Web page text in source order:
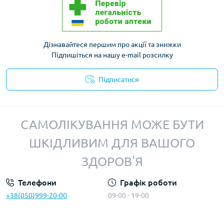
Дізнавайтеся першим про акції та знижки
Підпишіться на нашу e-mail розсилку
Підписатися
САМОЛІКУВАННЯ МОЖЕ БУТИ
ШКІДЛИВИМ ДЛЯ ВАШОГО
ЗДОРОВ'Я
Телефони
+38(050)999-20-00
Графік роботи
09-00 - 19-00